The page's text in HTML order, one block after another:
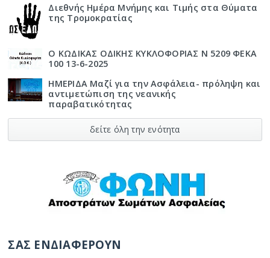
Διεθνής Ημέρα Μνήμης και Τιμής στα Θύματα
της Τρομοκρατίας
Ο ΚΩΔΙΚΑΣ ΟΔΙΚΗΣ ΚΥΚΛΟΦΟΡΙΑΣ Ν 5209 ΦΕΚΑ
100 13-6-2025
ΗΜΕΡΙΔΑ Μαζί για την Ασφάλεια- πρόληψη και
αντιμετώπιση της νεανικής
παραβατικότητας
δείτε όλη την ενότητα
ΣΑΣ ΕΝΔΙΑΦΕΡΟΥΝ